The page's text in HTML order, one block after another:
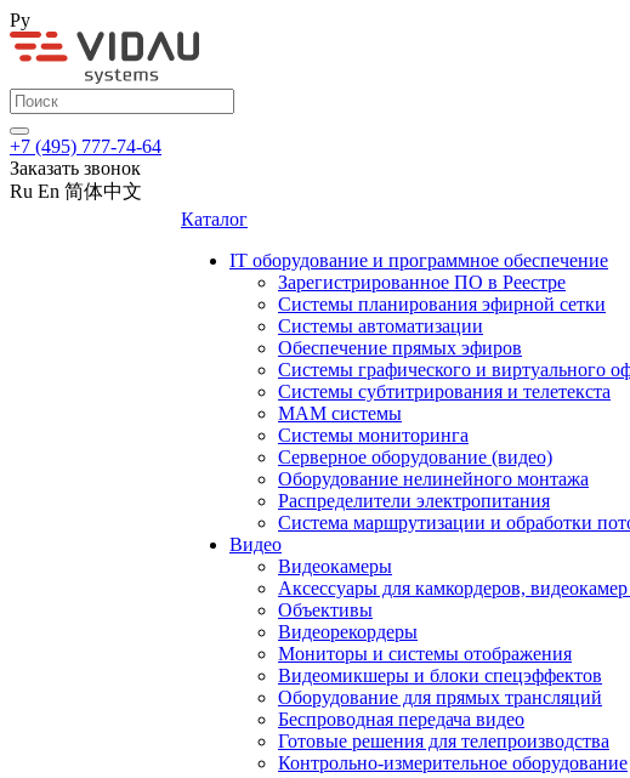
Ру
+7 (495) 777-74-64
Заказать звонок
Ru En 简体中文
Каталог
IT оборудование и программное обеспечение
Зарегистрированное ПО в Реестре
Системы планирования эфирной сетки
Системы автоматизации
Обеспечение прямых эфиров
Системы графического и виртуального
Системы субтитрирования и телетекста
MAM системы
Системы мониторинга
Серверное оборудование (видео)
Оборудование нелинейного монтажа
Распределители электропитания
Система маршрутизации и обработки
Видео
Видеокамеры
Аксессуары для камкордеров,
Объективы
Видеорекордеры
Мониторы и системы отображения
Видеомикшеры и блоки спецэффектов
Оборудование для прямых трансляций
Беспроводная передача видео
Готовые решения для телепроизводства
Контрольно-измерительное оборудование